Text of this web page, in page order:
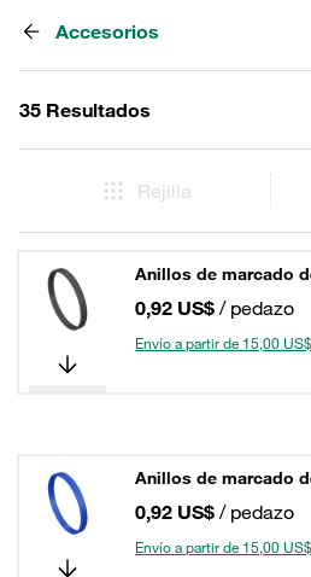
Accesorios
35 Resultados
Rejilla
Anillos de marcado
0,92 US$ / pedazo
Envío a partir de 15,00 US$
Anillos de marcado
0,92 US$ / pedazo
Envío a partir de 15,00 US$